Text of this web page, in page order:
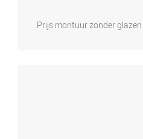
Prijs montuur zonder glazen